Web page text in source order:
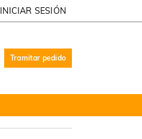
INICIAR SESIÓN
Tramitar pedido